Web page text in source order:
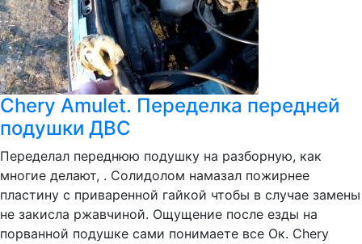
Chery Amulet. Переделка передней
подушки ДВС
Переделал переднюю подушку на разборную, как
многие делают, . Солидолом намазал пожирнее
пластину с приваренной гайкой чтобы в случае замены
не закисла ржавчиной. Ощущение после езды на
порванной подушке сами понимаете все Ок. Chery